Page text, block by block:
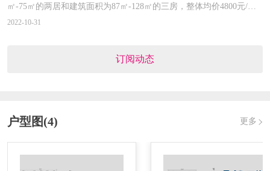
对应楼栋：5#,6#
㎡-75㎡的两居和建筑面积为87㎡-128㎡的三房，整体均价4800元/
㎡，为50年产权的现房，项目独揽3公里绝美海岸线，户户观海。
2022-10-31
订阅动态
户型图(4) 更多